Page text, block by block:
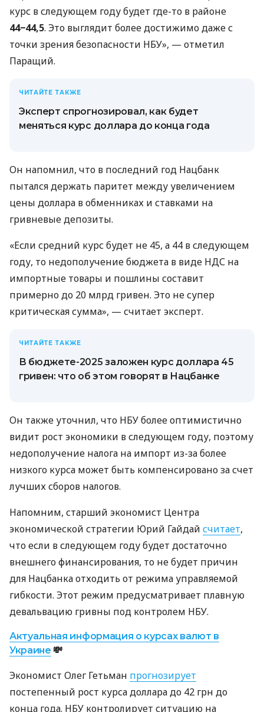
курс в следующем году будет где-то в районе
44−44,5. Это выглядит более достижимо даже с
точки зрения безопасности НБУ», — отметил
Паращий.
ЧИТАЙТЕ ТАКЖЕ
Эксперт спрогнозировал, как будет
меняться курс доллара до конца года
Он напомнил, что в последний год Нацбанк
пытался держать паритет между увеличением
цены доллара в обменниках и ставками на
гривневые депозиты.
«Если средний курс будет не 45, а 44 в следующем
году, то недополучение бюджета в виде НДС на
импортные товары и пошлины составит
примерно до 20 млрд гривен. Это не супер
критическая сумма», — считает эксперт.
ЧИТАЙТЕ ТАКЖЕ
В бюджете-2025 заложен курс доллара 45
гривен: что об этом говорят в Нацбанке
Он также уточнил, что НБУ более оптимистично
видит рост экономики в следующем году, поэтому
недополучение налога на импорт из-за более
низкого курса может быть компенсировано за счет
лучших сборов налогов.
Напомним, старший экономист Центра
экономической стратегии Юрий Гайдай считает,
что если в следующем году будет достаточно
внешнего финансирования, то не будет причин
для Нацбанка отходить от режима управляемой
гибкости. Этот режим предусматривает плавную
девальвацию гривны под контролем НБУ.
Актуальная информация о курсах валют в
Украине 💸
Экономист Олег Гетьман прогнозирует
постепенный рост курса доллара до 42 грн до
конца года. НБУ контролирует ситуацию на